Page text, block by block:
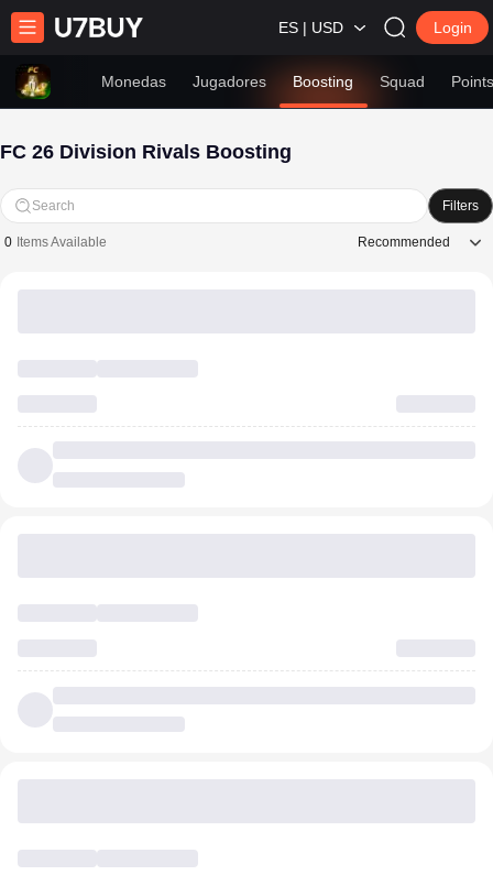
ES | USD Login
Monedas Jugadores Boosting Squad Points
FC 26 Division Rivals Boosting
Search Filters
0 Items Available Recommended